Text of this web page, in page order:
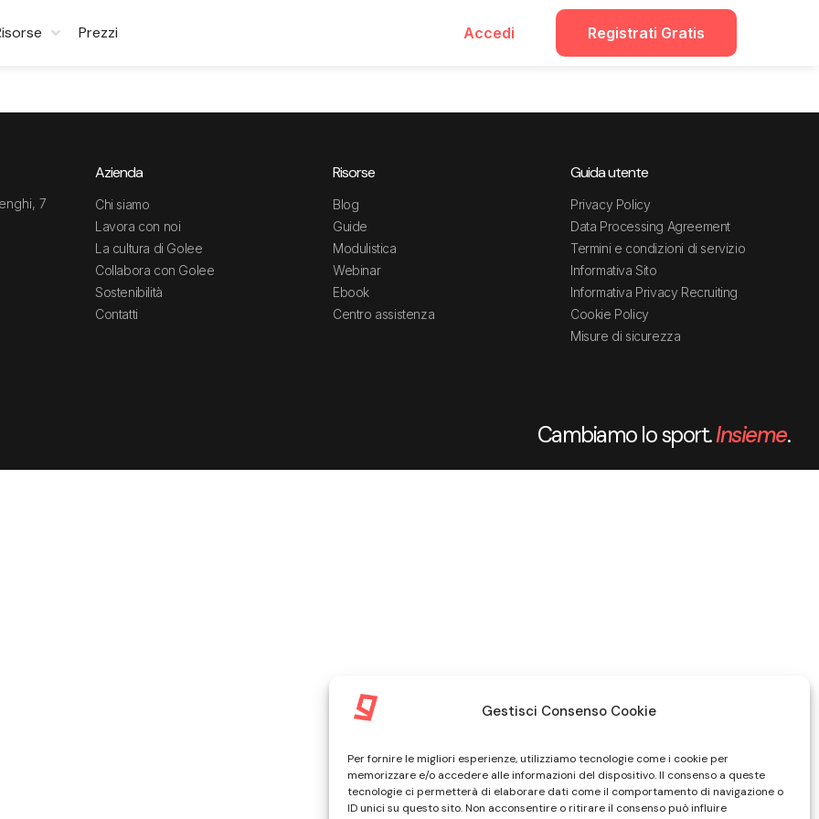
Gestisci Consenso Cookie
Per fornire le migliori esperienze, utilizziamo tecnologie come i cookie per
memorizzare e/o accedere alle informazioni del dispositivo. Il consenso a queste
tecnologie ci permetterà di elaborare dati come il comportamento di navigazione o
ID unici su questo sito. Non acconsentire o ritirare il consenso può influire
Prezzi Accedi Registrati Gratis
7
Azienda
Chi siamo
Lavora con noi
La cultura di Golee
Collabora con Golee
Sostenibilità
Contatti
Risorse
Blog
Guide
Modulistica
Webinar
Ebook
Centro assistenza
Guida utente
Privacy Policy
Data Processing Agreement
Termini e condizioni di servizio
Informativa Sito
Informativa Privacy Recruiting
Cookie Policy
Misure di sicurezza
Cambiamo lo sport.Insieme.